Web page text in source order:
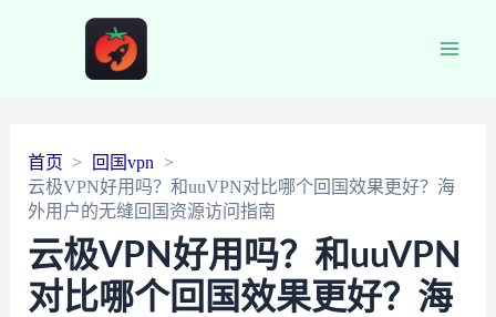
首页
回国vpn
云极VPN好用吗？和uuVPN对比哪个回国效果更好？海
外用户的无缝回国资源访问指南
云极VPN好用吗？和uuVPN
对比哪个回国效果更好？海